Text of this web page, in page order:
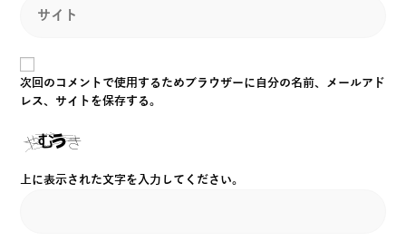
次回のコメントで使用するためブラウザーに自分の名前、メールアド
レス、サイトを保存する。
上に表示された文字を入力してください。